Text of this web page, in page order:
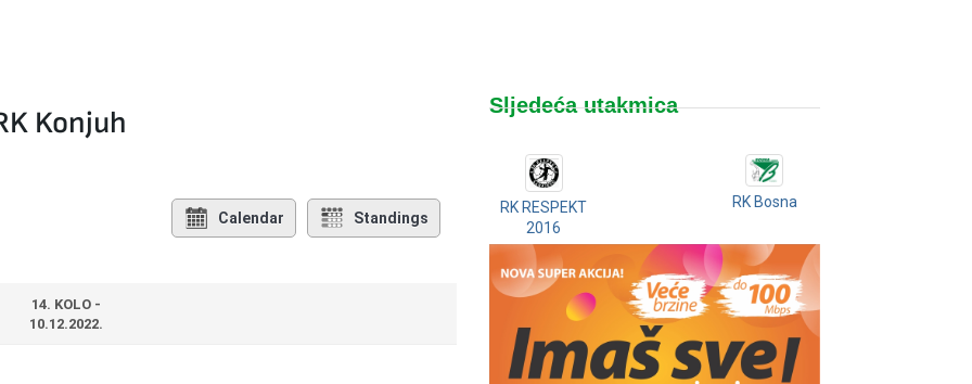
Konjuh
Calendar Standings
14. KOLO -
10.12.2022.
Sljedeća utakmica
RK RESPEKT
2016
RK Bosna